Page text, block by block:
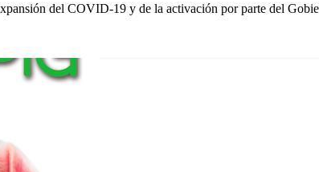
del COVID-19 y de la activación por parte del